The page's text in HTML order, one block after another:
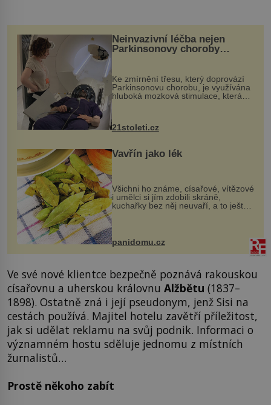
Neinvazivní léčba nejen
Parkinsonovy choroby
Ke zmírnění třesu, který doprovází
Parkinsonovu chorobu, je využívána
hluboká mozková stimulace, která
však vyžaduje vysoce invazivní
k dostatečně přesnému zacílení ...
21stoleti.cz
Vavřín jako lék
Všichni ho známe, císařové, vítězové
i umělci si jím zdobili skráně,
kuchařky bez něj neuvaří, a to ještě
nevíte, že bobkový list může výrazně
zmírnit některé naše neduhy.
Obsahuje v malém množství ně...
panidomu.cz
Ve své nové klientce bezpečně poznává rakouskou
císařovnu a uherskou královnu Alžbětu (1837–
1898). Ostatně zná i její pseudonym, jenž Sisi na
cestách používá. Majitel hotelu zavětří příležitost,
jak si udělat reklamu na svůj podnik. Informaci o
významném hostu sděluje jednomu z místních
žurnalistů…
Prostě někoho zabít